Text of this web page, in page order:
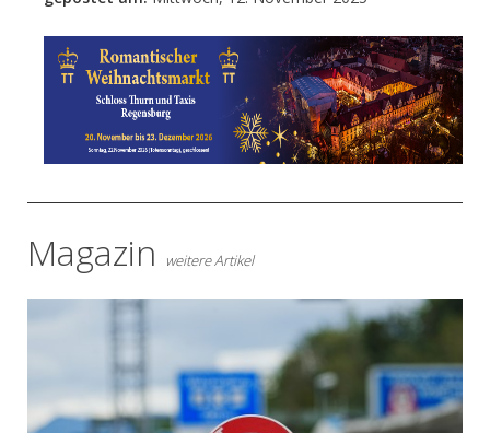
- Anzeige -
Magazin weitere Artikel